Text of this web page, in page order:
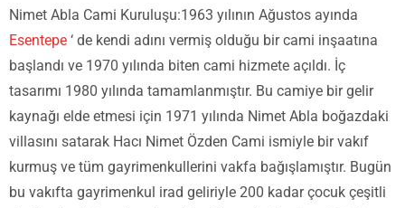
Nimet Abla Cami Kuruluşu:1963 yılının Ağustos ayında
Esentepe ‘ de kendi adını vermiş olduğu bir cami inşaatına
başlandı ve 1970 yılında biten cami hizmete açıldı. İç
tasarımı 1980 yılında tamamlanmıştır. Bu camiye bir gelir
kaynağı elde etmesi için 1971 yılında Nimet Abla boğazdaki
villasını satarak Hacı Nimet Özden Cami ismiyle bir vakıf
kurmuş ve tüm gayrimenkullerini vakfa bağışlamıştır. Bugün
bu vakıfta gayrimenkul irad geliriyle 200 kadar çocuk çeşitli